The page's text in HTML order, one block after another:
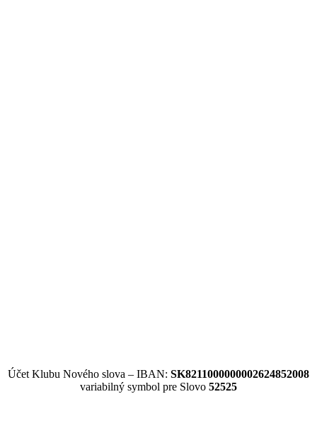
Účet Klubu Nového slova – IBAN: SK8211000000002624852008
variabilný symbol pre Slovo 52525